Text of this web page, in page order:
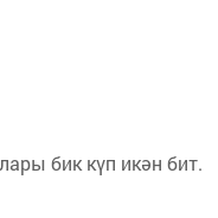
бик күп икән бит.